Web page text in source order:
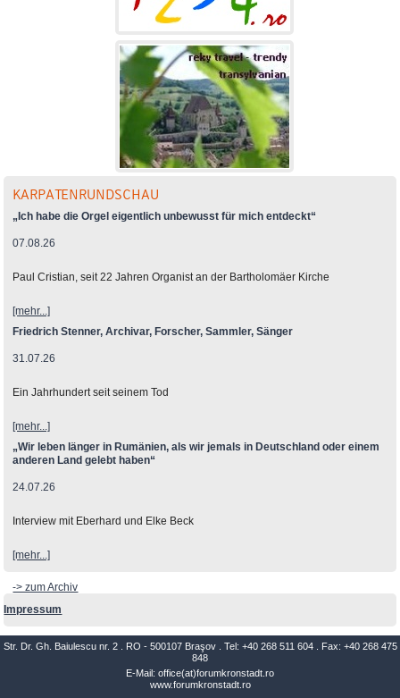
KARPATENRUNDSCHAU
„Ich habe die Orgel eigentlich unbewusst für mich entdeckt“
07.08.26
Paul Cristian, seit 22 Jahren Organist an der Bartholomäer Kirche
[mehr...]
Friedrich Stenner, Archivar, Forscher, Sammler, Sänger
31.07.26
Ein Jahrhundert seit seinem Tod
[mehr...]
„Wir leben länger in Rumänien, als wir jemals in Deutschland oder einem
anderen Land gelebt haben“
24.07.26
Interview mit Eberhard und Elke Beck
[mehr...]
-> zum Archiv
Impressum
Str. Dr. Gh. Baiulescu nr. 2 . RO - 500107 Braşov . Tel: +40 268 511 604 . Fax: +40 268 475
848
E-Mail: office(at)forumkronstadt.ro
www.forumkronstadt.ro